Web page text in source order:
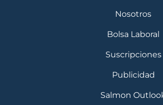
Nosotros
Bolsa Laboral
Suscripciones
Publicidad
Salmon